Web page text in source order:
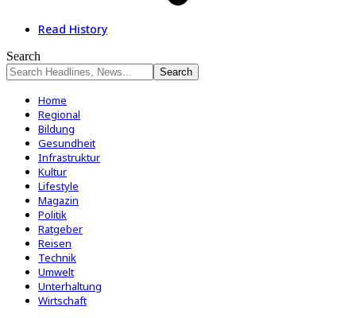
Read History
Search
Home
Regional
Bildung
Gesundheit
Infrastruktur
Kultur
Lifestyle
Magazin
Politik
Ratgeber
Reisen
Technik
Umwelt
Unterhaltung
Wirtschaft